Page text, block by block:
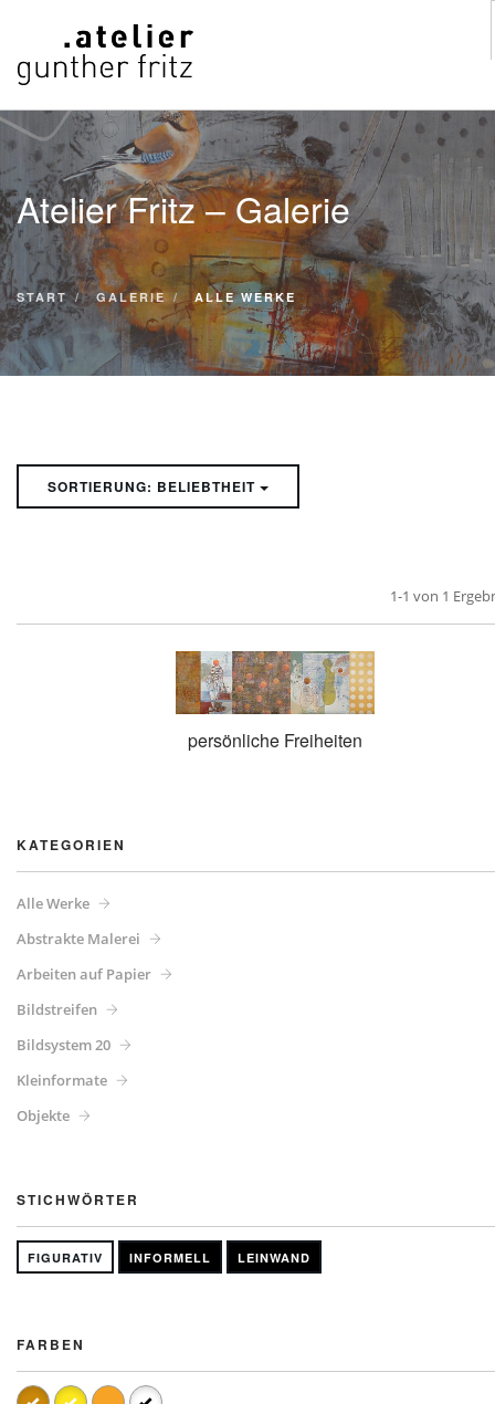
START
WERKE
VITA
KONTAKT
GALERIE
SUCHE
Atelier Fritz – Galerie
START GALERIE ALLE WERKE
SORTIERUNG: BELIEBTHEIT
1-1 von 1
persönliche Freiheiten
KATEGORIEN
Alle Werke
Abstrakte Malerei
Arbeiten auf Papier
Bildstreifen
Bildsystem 20
Kleinformate
Objekte
STICHWÖRTER
FIGURATIV INFORMELL LEINWAND
FARBEN